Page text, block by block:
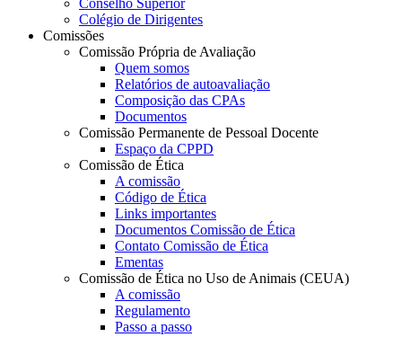
Colégio de Dirigentes
Comissões
Comissão Própria de Avaliação
Quem somos
Relatórios de autoavaliação
Composição das CPAs
Documentos
Comissão Permanente de Pessoal Docente
Espaço da CPPD
Comissão de Ética
A comissão
Código de Ética
Links importantes
Documentos Comissão de Ética
Contato Comissão de Ética
Ementas
Comissão de Ética no Uso de Animais (CEUA)
A comissão
Regulamento
Passo a passo